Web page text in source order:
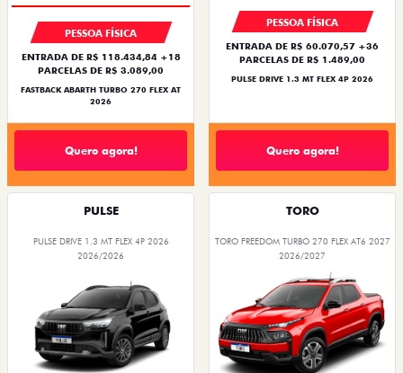
PESSOA FÍSICA
ENTRADA DE R$ 118.434,84 +18
PARCELAS DE R$ 3.089,00
FASTBACK ABARTH TURBO 270 FLEX AT
2026
Quero agora!
PESSOA FÍSICA
ENTRADA DE R$ 60.070,57 +36
PARCELAS DE R$ 1.489,00
PULSE DRIVE 1.3 MT FLEX 4P 2026
Quero agora!
PULSE
PULSE DRIVE 1.3 MT FLEX 4P 2026
2026/2026
TORO
TORO FREEDOM TURBO 270 FLEX AT6 2027
2026/2027